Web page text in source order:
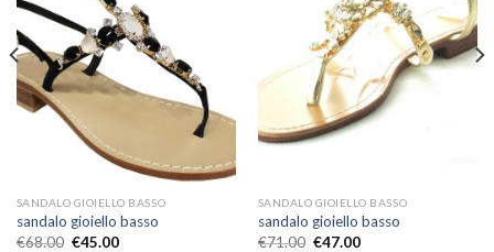
SANDALO GIOIELLO BASSO
sandalo gioiello basso
€68.00 €45.00
SANDALO GIOIELLO BASSO
sandalo gioiello basso
€71.00 €47.00